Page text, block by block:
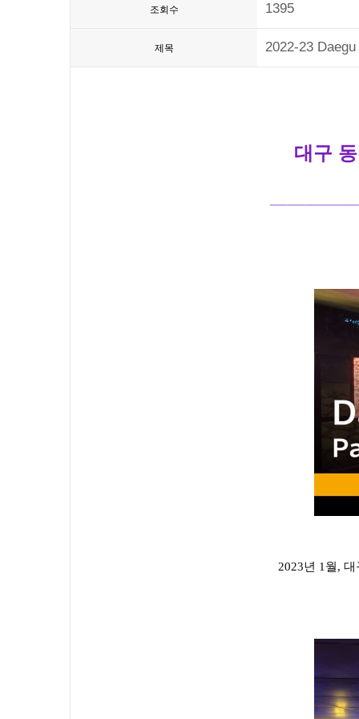
조회수 1395
제목 2022-23
대구
2023년 1월,